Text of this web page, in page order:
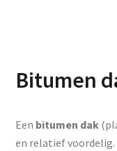
Bitumen
Een bitumen dak
en relatief